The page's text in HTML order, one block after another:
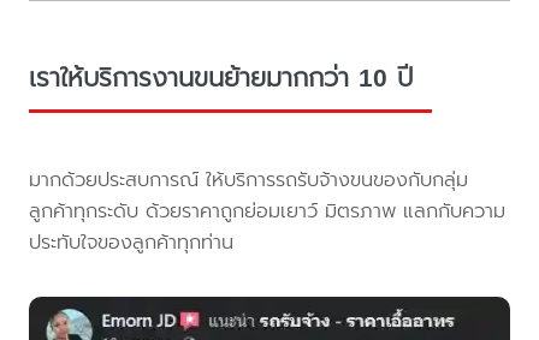
เราให้บริการงานขนย้ายมากกว่า 10 ปี
มากด้วยประสบการณ์ ให้บริการรถรับจ้างขนของกับกลุ่ม
ลูกค้าทุกระดับ ด้วยราคาถูกย่อมเยาว์ มิตรภาพ แลกกับความ
ประทับใจของลูกค้าทุกท่าน